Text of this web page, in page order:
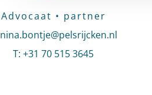
Advocaat • partner
Stuur een e-mail naar Nina Bontje
nina.bontje@pelsrijcken.nl
T:Bel naar Nina Bontje
+31 70 515 3645